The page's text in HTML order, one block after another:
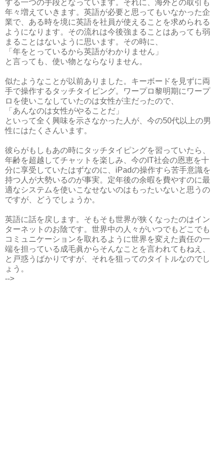
する一つの手段となっています。それに、海外との取引も
年々増えていきます。英語が必要と思ってもいなかった企
業で、ある時を境に英語を社員が使えることを求められる
ようになります。その流れは今後強まることはあっても弱
まることはないように思います。その時に、
「年をとっているから英語がわかりません」
と言っても、使い物とならなりません。
似たようなことが以前ありました。キーボードを見ずに両
手で操作するタッチタイピング。ワープロ黎明期にワープ
ロを使いこなしていたのは女性が主だったので、
「あんなのは女性がやることだ」
といって全く興味を示さなかった人が、今の50代以上の男
性にはたくさんいます。
彼らがもしもあの時にタッチタイピングを習っていたら、
年齢を超越してチャットを楽しみ、今のIT社会の恩恵を十
分に享受していたはずなのに、iPadの操作すら苦手意識を
持つ人が大勢いるのが事実。定年後の余暇を費やすのに最
適なシステムを使いこなせないのはもったいないと思うの
ですが、どうでしょうか。
英語に話を戻します。そもそも世界が狭くなったのはイン
ターネットのお陰です。世界中の人々がいつでもどこでも
コミュニケーションを取れるように世界を変えた責任の一
端を担っている成毛眞からそんなことを言われてもねえ、
と戸惑うばかりですが、それを狙ってのタイトルなのでし
ょう。
-->